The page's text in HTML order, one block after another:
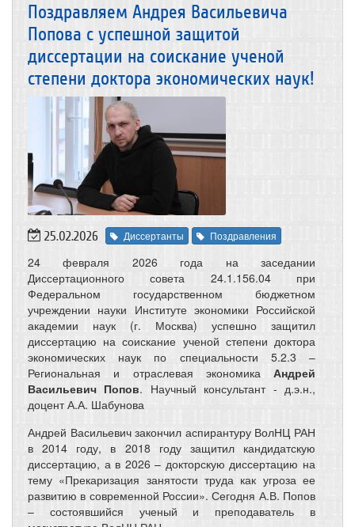
Поздравляем Андрея Васильевича
Попова с успешной защитой
диссертации на соискание ученой
степени доктора экономических наук!
25.02.2026 Диссертанты Поздравления
24 февраля 2026 года на заседании
Диссертационного совета 24.1.156.04 при
Федеральном государственном бюджетном
учреждении науки Институте экономики Российской
академии наук (г. Москва) успешно защитил
диссертацию на соискание ученой степени доктора
экономических наук по специальности 5.2.3 –
Региональная и отраслевая экономика Андрей
Васильевич Попов. Научный консультант - д.э.н.,
доцент А.А. Шабунова
Андрей Васильевич закончил аспирантуру ВолНЦ РАН
в 2014 году, в 2018 году защитил кандидатскую
диссертацию, а в 2026 – докторскую диссертацию на
тему «Прекаризация занятости труда как угроза ее
развитию в современной России». Сегодня А.В. Попов
– состоявшийся ученый и преподаватель в